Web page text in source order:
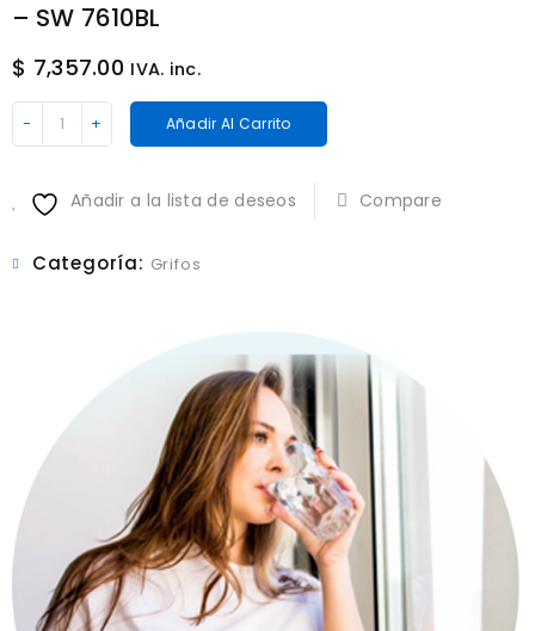
– SW 7610BL
$ 7,357.00 IVA. inc.
Grifo
Recto
de
Vías
cantidad
Añadir Al Carrito
Añadir a la lista de deseos Compare
Categoría: Grifos